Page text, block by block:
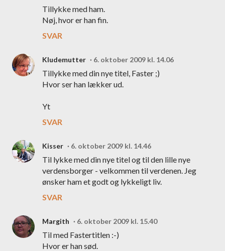
Tillykke med ham.
Nøj, hvor er han fin.
SVAR
Kludemutter 6. oktober 2009 kl. 14.06
Tillykke med din nye titel, Faster ;)
Hvor ser han lækker ud.
Yt
SVAR
Kisser 6. oktober 2009 kl. 14.46
Til lykke med din nye titel og til den lille nye
verdensborger - velkommen til verdenen. Jeg
ønsker ham et godt og lykkeligt liv.
SVAR
Margith 6. oktober 2009 kl. 15.40
Til med Fastertitlen :-)
Hvor er han sød.